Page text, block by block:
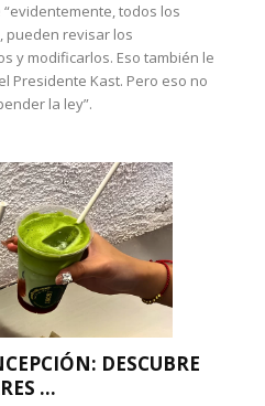
“evidentemente, todos los
pueden revisar los
y modificarlos. Eso también le
Presidente Kast. Pero eso no
la ley”.
DESCUBRE
...